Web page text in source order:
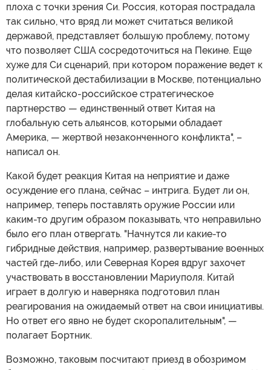
плоха с точки зрения Си. Россия, которая пострадала
так сильно, что вряд ли может считаться великой
державой, представляет большую проблему, потому
что позволяет США сосредоточиться на Пекине. Еще
хуже для Си сценарий, при котором поражение ведет к
политической дестабилизации в Москве, потенциально
делая китайско-российское стратегическое
партнерство — единственный ответ Китая на
глобальную сеть альянсов, которыми обладает
Америка, — жертвой незаконченного конфликта", –
написал он.
Какой будет реакция Китая на неприятие и даже
осуждение его плана, сейчас – интрига. Будет ли он,
например, теперь поставлять оружие России или
каким-то другим образом показывать, что неправильно
было его план отвергать. "Начнутся ли какие-то
гибридные действия, например, развертывание военных
частей где-либо, или Северная Корея вдруг захочет
участвовать в восстановлении Мариуполя. Китай
играет в долгую и наверняка подготовил план
реагирования на ожидаемый ответ на свои инициативы.
Но ответ его явно не будет скоропалительным", —
полагает Бортник.
Возможно, таковым посчитают приезд в обозримом